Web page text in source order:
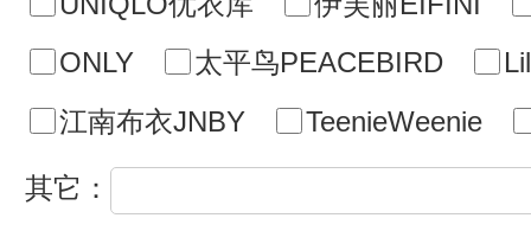
ONLY
太平鸟PEACEBIRD
江南布衣JNBY
TeenieWeenie
其它：